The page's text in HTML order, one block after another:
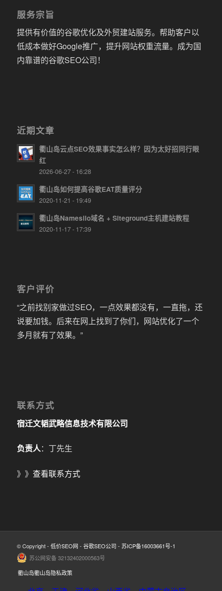
服务宗旨
提供有价值的谷歌优化及外贸建站服务。帮助客户以
低成本做好Google推广，提升网站权重流量。成为国
内靠谱的谷歌SEO公司！
近期文章
衢山岛云点SEO效果事实怎么样？因为太好招同行眼
红
2026-06-27 - 16:28
衢山岛如何提高谷歌EAT质量评分
2020-11-21 - 19:49
衢山岛Namesilo域名 + Siteground主机建站教程
2020-11-17 - 17:39
客户评价
“之前找别家做过SEO，一点效果都没有，一直拖，还
说要加钱。后来在网上找到了你们，网站优化了一个
多月就有了效果。”
联系方式
宿迁文韬武略信息技术有限公司
负责人：丁先生
》》 查看联系方式
© Copyright - 低价SEO网 - 谷歌SEO公司 - 苏ICP备16003661号-1
苏公网安备 32132402000563号
衢山岛衢山岛隐私政策